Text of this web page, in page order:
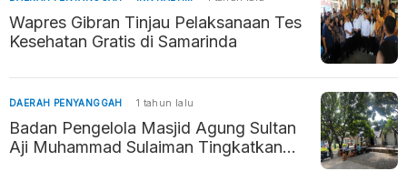
Wapres Gibran Tinjau Pelaksanaan Tes
Kesehatan Gratis di Samarinda
DAERAH PENYANGGAH 1 tahun lalu
Badan Pengelola Masjid Agung Sultan
Aji Muhammad Sulaiman Tingkatkan